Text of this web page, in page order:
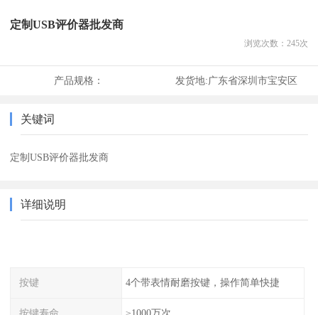
定制USB评价器批发商
浏览次数： 245次
产品规格： 发货地:广东省深圳市宝安区
关键词
定制USB评价器批发商
详细说明
按键 4个带表情耐磨按键，操作简单快捷